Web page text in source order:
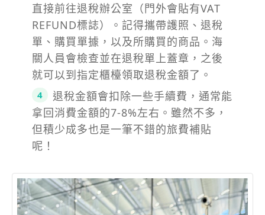
直接前往退稅辦公室（門外會貼有VAT
REFUND標誌）。記得攜帶護照、退稅
單、購買單據，以及所購買的商品。海
關人員會檢查並在退稅單上蓋章，之後
就可以到指定櫃檯領取退稅金額了。
退稅金額會扣除一些手續費，通常能
拿回消費金額的7-8%左右。雖然不多，
但積少成多也是一筆不錯的旅費補貼
呢！